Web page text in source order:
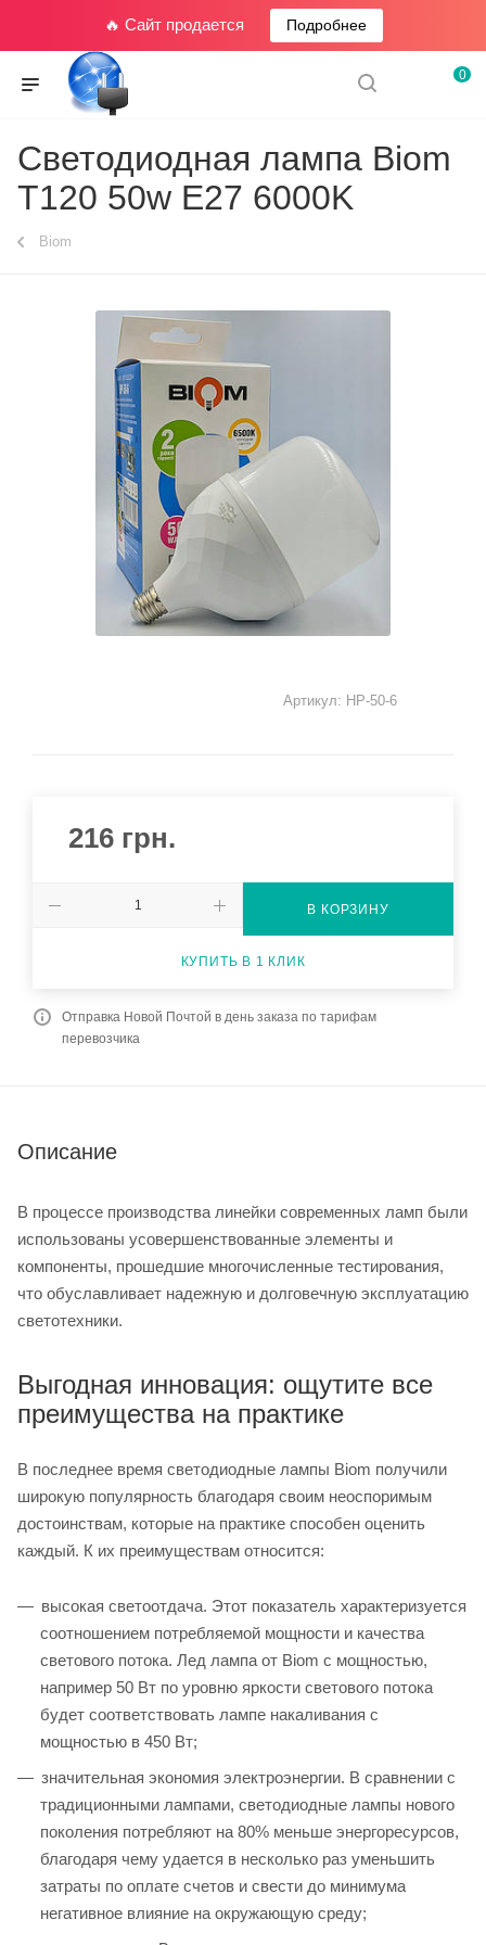
🔥 Сайт продается Подробнее
0
Светодиодная лампа Biom
T120 50w E27 6000K
Biom
Артикул: HP-50-6
216 грн.
В КОРЗИНУ
КУПИТЬ В 1 КЛИК
Отправка Новой Почтой в день заказа по тарифам
перевозчика
Описание
В процессе производства линейки современных ламп были
использованы усовершенствованные элементы и
компоненты, прошедшие многочисленные тестирования,
что обуславливает надежную и долговечную эксплуатацию
светотехники.
Выгодная инновация: ощутите все
преимущества на практике
В последнее время светодиодные лампы Biom получили
широкую популярность благодаря своим неоспоримым
достоинствам, которые на практике способен оценить
каждый. К их преимуществам относится:
высокая светоотдача. Этот показатель характеризуется
соотношением потребляемой мощности и качества
светового потока. Лед лампа от Biom с мощностью,
например 50 Вт по уровню яркости светового потока
будет соответствовать лампе накаливания с
мощностью в 450 Вт;
значительная экономия электроэнергии. В сравнении с
традиционными лампами, светодиодные лампы нового
поколения потребляют на 80% меньше энергоресурсов,
благодаря чему удается в несколько раз уменьшить
затраты по оплате счетов и свести до минимума
негативное влияние на окружающую среду;